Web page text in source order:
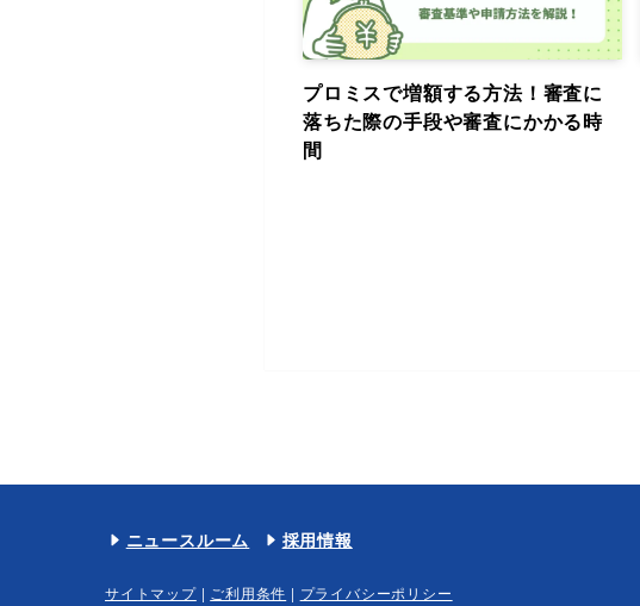
プロミスで増額する方法！審査に
落ちた際の手段や審査にかかる時
間
ニュースルーム 採用情報
サイトマップ| ご利用条件 | プライバシーポリシー